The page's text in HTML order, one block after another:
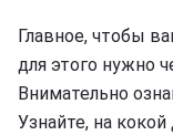
Главное, чтобы
для этого нужно
Внимательно
Узнайте, на